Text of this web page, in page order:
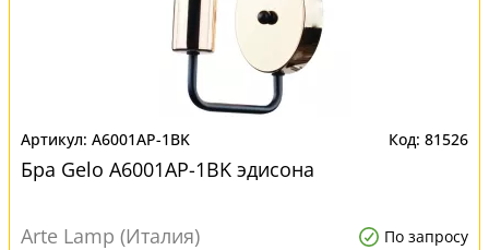
A6001AP-1BK 81526
Бра Gelo A6001AP-1BK эдисона
Arte Lamp (Италия) По запросу